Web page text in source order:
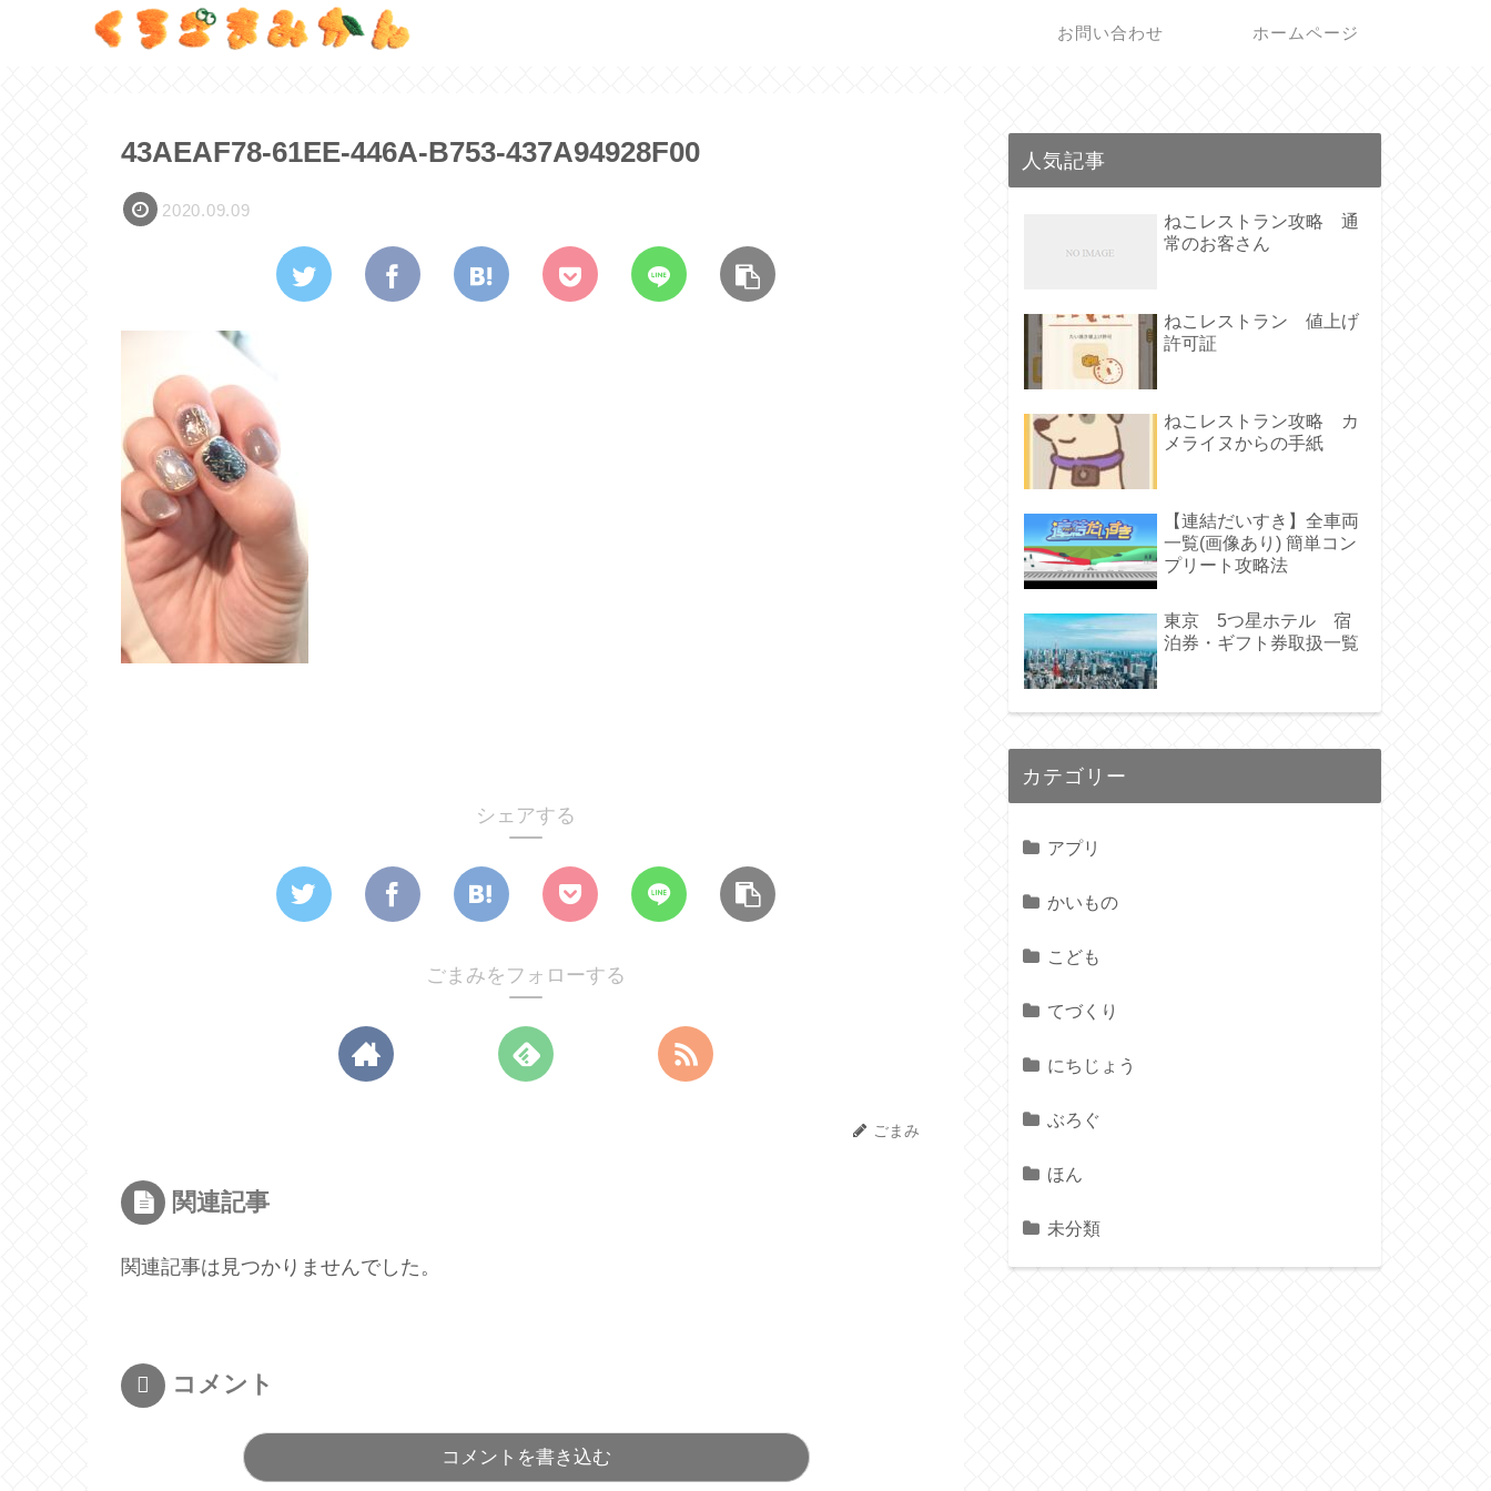
お問い合わせ ホームページ
43AEAF78-61EE-446A-B753-437A94928F00
2020.09.09
シェアする
ごまみをフォローする
ごまみ
関連記事
関連記事は見つかりませんでした。
コメント
コメントを書き込む
人気記事
ねこレストラン攻略 通
常のお客さん
ねこレストラン 値上げ
許可証
ねこレストラン攻略 カ
メライヌからの手紙
【連結だいすき】全車両
一覧(画像あり) 簡単コン
プリート攻略法
東京 5つ星ホテル 宿
泊券・ギフト券取扱一覧
カテゴリー
アプリ
かいもの
こども
てづくり
にちじょう
ぶろぐ
ほん
未分類